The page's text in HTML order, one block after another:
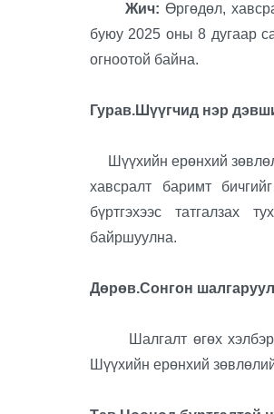
Жич: Өргөдөл,
буюу 2025 оны 8 дугаар
огноотой байна.
Гурав.Шүүгчид нэр
Шүүхийн ерөнхий
хавсралт баримт
бүртгэхээс татгалзах
байршуулна.
Дөрөв.Сонгон
Шалгалт өгөх хэлбэр,
Шүүхийн ерөнхий